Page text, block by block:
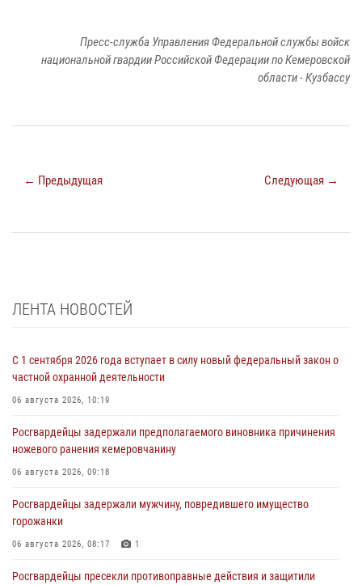
Пресс-служба Управления Федеральной службы войск
национальной гвардии Российской Федерации по Кемеровской
области - Кузбассу
← Предыдущая Следующая →
ЛЕНТА НОВОСТЕЙ
С 1 сентября 2026 года вступает в силу новый федеральный закон о
частной охранной деятельности
06 августа 2026, 10:19
Росгвардейцы задержали предполагаемого виновника причинения
ножевого ранения кемеровчанину
06 августа 2026, 09:18
Росгвардейцы задержали мужчину, повредившего имущество
горожанки
06 августа 2026, 08:17 1
Росгвардейцы пресекли противоправные действия и защитили